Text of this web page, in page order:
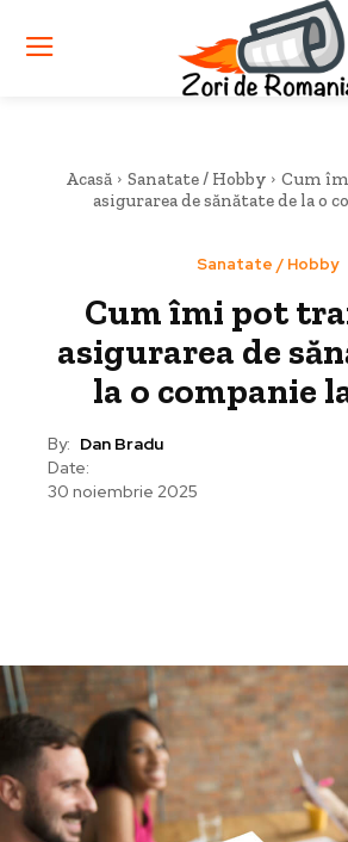
Acasă Sanatate / Hobby
Cum
asigurarea de sănătate de la o
Sanatate / Hobby
Cum îmi pot
asigurarea de
la o companie
By: Dan Bradu
Date:
30 noiembrie 2025